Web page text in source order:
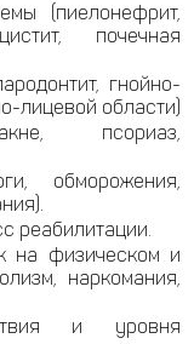
(пиелонефрит,
почечная
гнойно-
лицевой области)
псориаз,
обморожения,
реабилитации.
на физическом и
наркомания,
и уровня